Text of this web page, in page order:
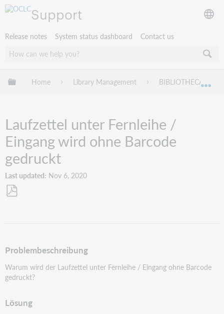
Support
Release notes System status dashboard Contact us
Expand/collapse global hierarchy
Home Library Management BIBLIOTHECA
Laufzettel unter Fernleihe /
Eingang wird ohne Barcode
gedruckt
Last updated Nov 6, 2020
Problembeschreibung
Warum wird der Laufzettel unter Fernleihe / Eingang ohne Barcode
gedruckt?
Lösung